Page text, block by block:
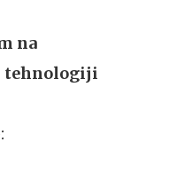
na
tehnologiji